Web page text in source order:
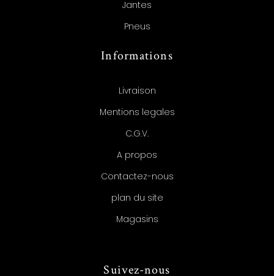
Jantes
Pneus
Informations
Livraison
Mentions legales
C.G.V.
A propos
Contactez-nous
plan du site
Magasins
Suivez-nous